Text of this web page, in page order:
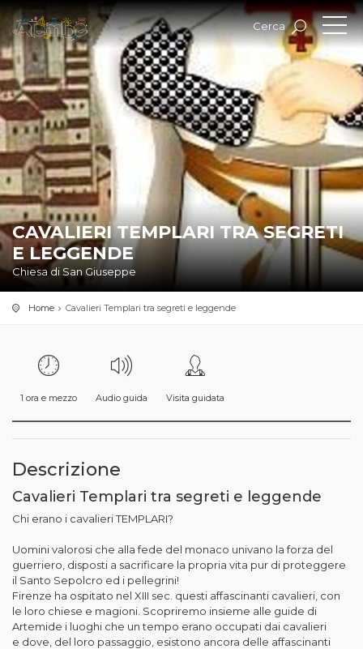
Cerca
CAVALIERI TEMPLARI TRA SEGRETI
E LEGGENDE
Chiesa di San Giuseppe
Home Cavalieri Templari tra segreti e leggende
1 ora e mezzo Audio guida Visita guidata
Descrizione
Cavalieri Templari tra segreti e leggende
Chi erano i cavalieri TEMPLARI?
Uomini valorosi che alla fede del monaco univano la forza del
guerriero, disposti a sacrificare la propria vita pur di proteggere
il Santo Sepolcro ed i pellegrini!
Firenze ha ospitato nel XIII sec. questi affascinanti cavalieri, con
le loro chiese e magioni. Scopriremo insieme alle guide di
Artemide i luoghi che un tempo erano occupati dai cavalieri
e dove, del loro passaggio, esistono ancora delle affascinanti